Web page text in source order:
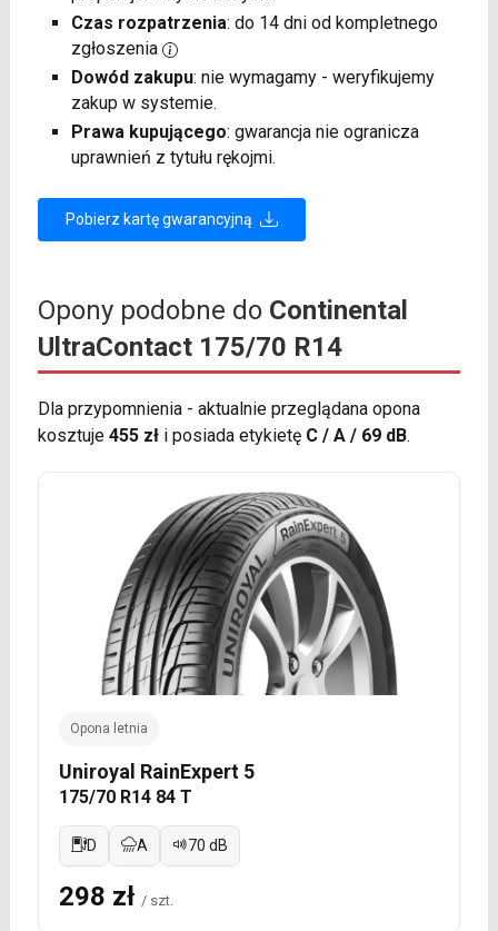
Czas rozpatrzenia: do 14 dni od kompletnego
zgłoszenia
Dowód zakupu: nie wymagamy - weryfikujemy
zakup w systemie.
Prawa kupującego: gwarancja nie ogranicza
uprawnień z tytułu rękojmi.
Pobierz kartę gwarancyjną
Opony podobne do Continental
UltraContact 175/70 R14
Dla przypomnienia - aktualnie przeglądana opona
kosztuje 455 złi posiada etykietę C / A / 69 dB.
Opona letnia
Uniroyal RainExpert 5
175/70 R14 84 T
D A 70 dB
298 zł / szt.